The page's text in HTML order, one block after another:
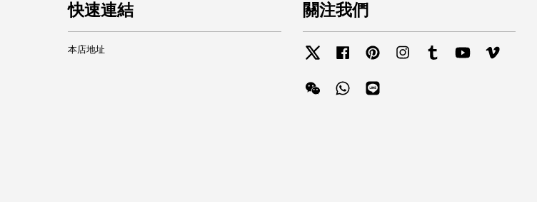
快速連結
本店地址
關注我們
Twitter Facebook Pinterest InstagramTumblr YouTube
Wechat Whatsapp